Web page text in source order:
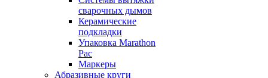
сварочных дымов
Керамические
подкладки
Упаковка Marathon
Pac
Маркеры
Абразивные круги